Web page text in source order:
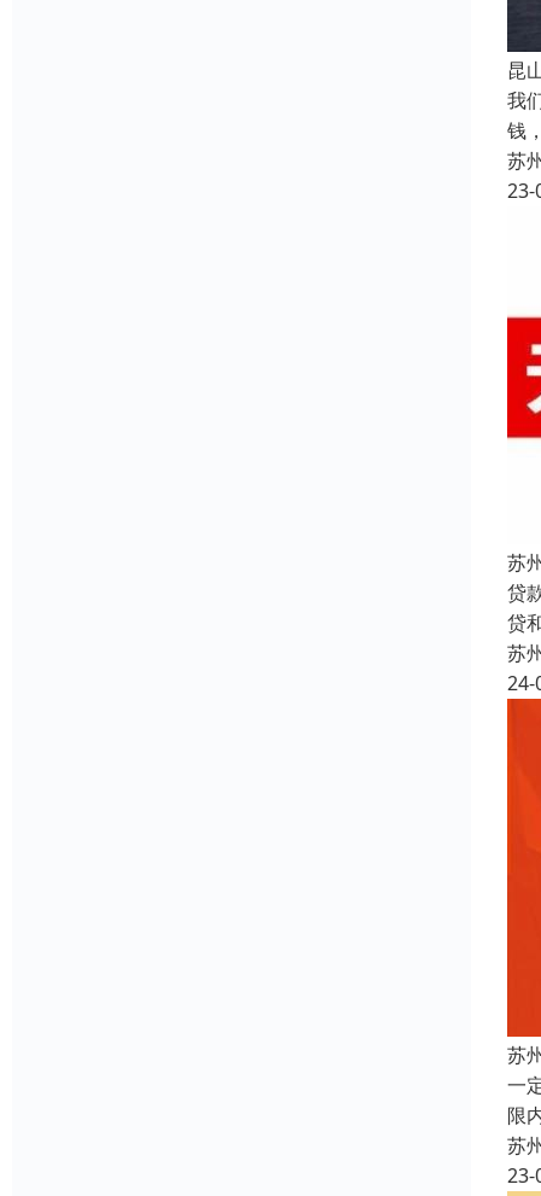
昆
我
钱
苏
23-
苏
贷
贷
苏
24-
苏
一
限
苏
23-